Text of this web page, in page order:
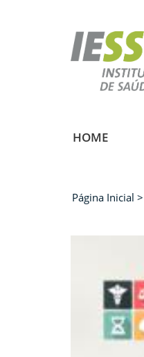
HOME
Trilha
de
Página Inicial